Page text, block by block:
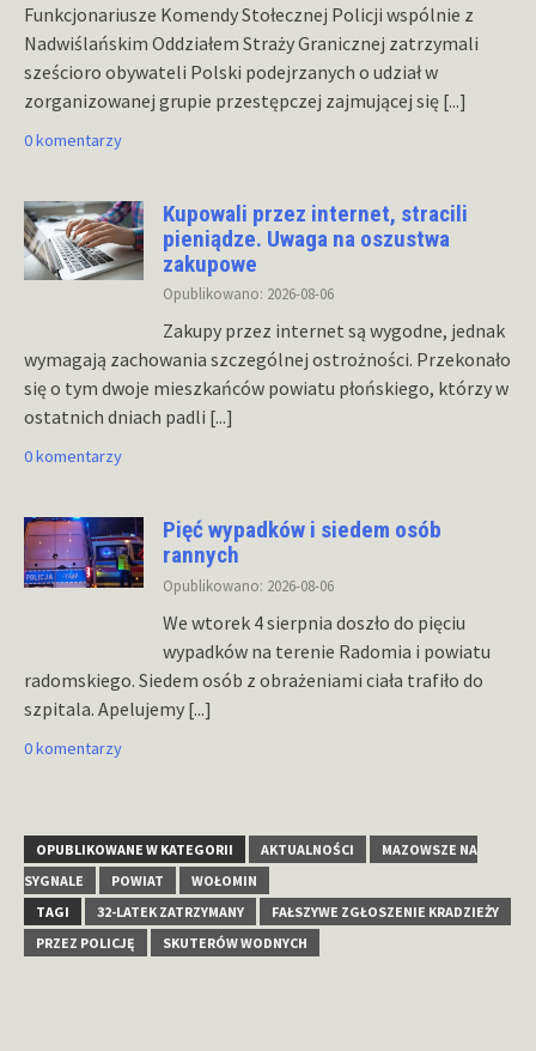
Funkcjonariusze Komendy Stołecznej Policji wspólnie z
Nadwiślańskim Oddziałem Straży Granicznej zatrzymali
sześcioro obywateli Polski podejrzanych o udział w
zorganizowanej grupie przestępczej zajmującej się [...]
0 komentarzy
Kupowali przez internet, stracili
pieniądze. Uwaga na oszustwa
zakupowe
Opublikowano: 2026-08-06
Zakupy przez internet są wygodne, jednak
wymagają zachowania szczególnej ostrożności. Przekonało
się o tym dwoje mieszkańców powiatu płońskiego, którzy w
ostatnich dniach padli [...]
0 komentarzy
Pięć wypadków i siedem osób
rannych
Opublikowano: 2026-08-06
We wtorek 4 sierpnia doszło do pięciu
wypadków na terenie Radomia i powiatu
radomskiego. Siedem osób z obrażeniami ciała trafiło do
szpitala. Apelujemy [...]
0 komentarzy
OPUBLIKOWANE W KATEGORII AKTUALNOŚCI
MAZOWSZE NA
SYGNALE
POWIAT
WOŁOMIN
TAGI
32-LATEK ZATRZYMANY
FAŁSZYWE ZGŁOSZENIE KRADZIEŻY
PRZEZ POLICJĘ
SKUTERÓW WODNYCH